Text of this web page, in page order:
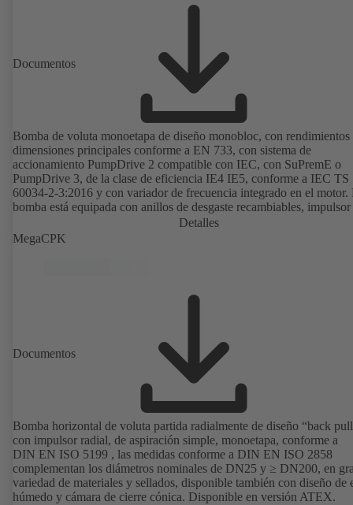
Documentos
Bomba de voluta monoetapa de diseño monobloc, con rendimientos
dimensiones principales conforme a EN 733, con sistema de
accionamiento PumpDrive 2 compatible con IEC, con SuPremE o
PumpDrive 3, de la clase de eficiencia IE4 IE5, conforme a IEC TS
60034-2-3:2016 y con variador de frecuencia integrado en el motor.
bomba está equipada con anillos de desgaste recambiables,
cerrado con álabes curvados, cierres mecánicos simples o dobles
EN 12756, eje con casquillo protector intercambiable en la zona del
de eje. El diseño «back pull-out» permite un desmontaje del
IEC 60072; las dimensiones de la superficie envolvente son
Detalles
MegaCPK
Documentos
Bomba horizontal de voluta partida radialmente de diseño “back
con impulsor radial, de aspiración simple, monoetapa, conforme a
DIN EN ISO 5199 , las medidas conforme a DIN EN ISO 2858
complementan los diámetros nominales de DN25 y ≥ DN200, en
variedad de materiales y sellados, disponible también con diseño de
húmedo y cámara de cierre cónica. Disponible en versión ATEX.